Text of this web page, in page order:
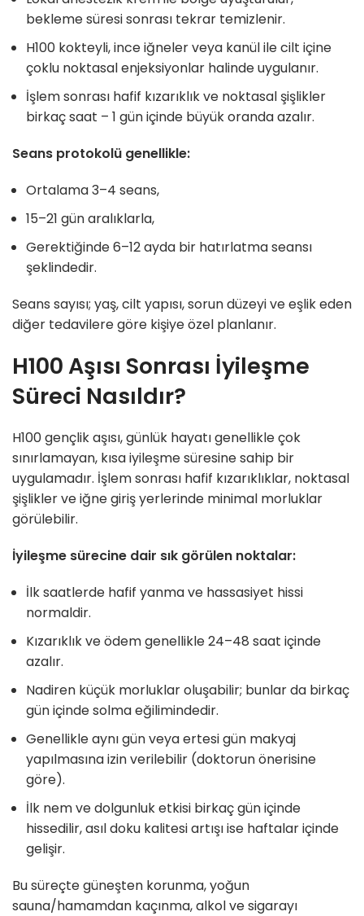
bekleme süresi sonrası tekrar temizlenir.
H100 kokteyli, ince iğneler veya kanül ile cilt içine
çoklu noktasal enjeksiyonlar halinde uygulanır.
İşlem sonrası hafif kızarıklık ve noktasal şişlikler
birkaç saat – 1 gün içinde büyük oranda azalır.
Seans protokolü genellikle:
Ortalama 3–4 seans,
15–21 gün aralıklarla,
Gerektiğinde 6–12 ayda bir hatırlatma seansı
şeklindedir.
Seans sayısı; yaş, cilt yapısı, sorun düzeyi ve eşlik eden
diğer tedavilere göre kişiye özel planlanır.
H100 Aşısı Sonrası İyileşme
Süreci Nasıldır?
H100 gençlik aşısı, günlük hayatı genellikle çok
sınırlamayan, kısa iyileşme süresine sahip bir
uygulamadır. İşlem sonrası hafif kızarıklıklar, noktasal
şişlikler ve iğne giriş yerlerinde minimal morluklar
görülebilir.
İyileşme sürecine dair sık görülen noktalar:
İlk saatlerde hafif yanma ve hassasiyet hissi
normaldir.
Kızarıklık ve ödem genellikle 24–48 saat içinde
azalır.
Nadiren küçük morluklar oluşabilir; bunlar da birkaç
gün içinde solma eğilimindedir.
Genellikle aynı gün veya ertesi gün makyaj
yapılmasına izin verilebilir (doktorun önerisine
göre).
İlk nem ve dolgunluk etkisi birkaç gün içinde
hissedilir, asıl doku kalitesi artışı ise haftalar içinde
gelişir.
Bu süreçte güneşten korunma, yoğun
sauna/hamamdan kaçınma, alkol ve sigarayı